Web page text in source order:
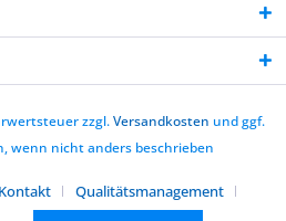
zzgl.Versandkosten und ggf.
wenn nicht anders beschrieben
Kontakt
Qualitätsmanagement